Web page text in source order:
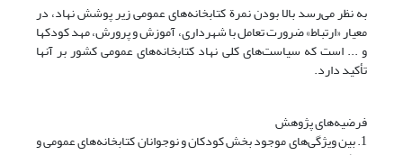
به نظر می‌رسد بالا بودن نمرة کتابخانه‌های عمومی زیر پوشش نهاد، در
معیار «ارتباط» ضرورت تعامل با شهرداری، آموزش و پرورش، مهد کودک­ها
و ... است که سیاست‌های کلی نهاد کتابخانه‌های عمومی کشور بر آنها
تأکید دارد.
فرضیه‌های پژوهش
1. بین ویژگی‌های موجود بخش کودکان و نوجوانان کتابخانه‌های عمومی و